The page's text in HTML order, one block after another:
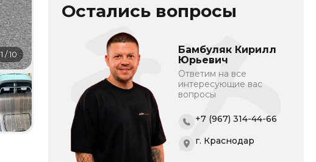
1/10
Остались вопросы
Бамбуляк Кирилл
Юрьевич
Ответим на все
интересующие вас
вопросы
+7 (967) 314-44-66
г. Краснодар